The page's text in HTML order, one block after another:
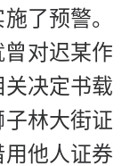
了预警。
曾对迟某作
决定书载
林大街证
他人证券